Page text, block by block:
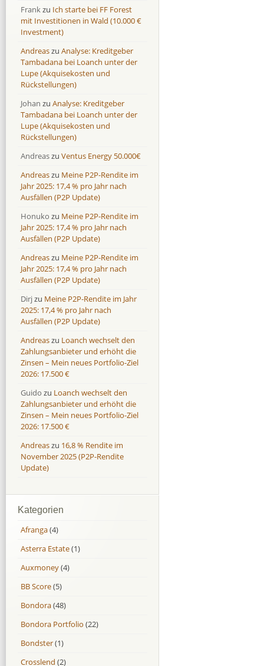
IUVO Group
-32,2 %
Lenndy
-314,6 %
Moncera
8,0 %
Monestro
9,1 %
Neo Finance
Omaraha
16,4 %
IUVO Group
-55,0 %
Lenndy
146,5 %
Moncera
11,1 %
Monestro
>1000%
Neo Finance
Omaraha
18,0 %
Frankzu Ich starte bei FF Forest
mit Investitionen in Wald (10.000 €
Investment)
Andreaszu Analyse: Kreditgeber
Tambadana bei Loanch unter der
Lupe (Akquisekosten und
Rückstellungen)
Johan zu Analyse: Kreditgeber
Tambadana bei Loanch unter der
Lupe (Akquisekosten und
Rückstellungen)
Andreaszu Ventus Energy 50.000€
Andreaszu Meine P2P-Rendite im
Jahr 2025: 17,4 % pro Jahr nach
Ausfällen (P2P Update)
Honuko zu Meine P2P-Rendite im
Jahr 2025: 17,4 % pro Jahr nach
Ausfällen (P2P Update)
Andreaszu Meine P2P-Rendite im
Jahr 2025: 17,4 % pro Jahr nach
Ausfällen (P2P Update)
Dirjzu Meine P2P-Rendite im Jahr
2025: 17,4 % pro Jahr nach
Ausfällen (P2P Update)
Andreaszu Loanch wechselt den
Zahlungsanbieter und erhöht die
Zinsen – Mein neues Portfolio-Ziel
2026: 17.500 €
Guido zu Loanch wechselt den
Zahlungsanbieter und erhöht die
Zinsen – Mein neues Portfolio-Ziel
2026: 17.500 €
Andreaszu 16,8 % Rendite im
November 2025 (P2P-Rendite
Update)
Kategorien
Afranga(4)
Asterra Estate(1)
Auxmoney(4)
BB Score(5)
Bondora(48)
Bondora Portfolio (22)
Bondster(1)
Crosslend (2)